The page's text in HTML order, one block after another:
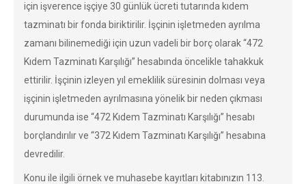
için işverence işçiye 30 günlük ücreti tutarında kıdem
tazminatı bir fonda biriktirilir. İşçinin işletmeden ayrılma
zamanı bilinemediği için uzun vadeli bir borç olarak “472
Kıdem Tazminatı Karşılığı” hesabında öncelikle tahakkuk
ettirilir. İşçinin izleyen yıl emeklilik süresinin dolması veya
işçinin işletmeden ayrılmasına yönelik bir neden çıkması
durumunda ise “472 Kıdem Tazminatı Karşılığı” hesabı
borçlandırılır ve “372 Kıdem Tazminatı Karşılığı” hesabına
devredilir.
Konu ile ilgili örnek ve muhasebe kayıtları kitabınızın 113.